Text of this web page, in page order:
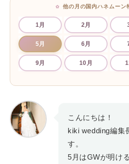
他の月の国内ハネムーン
1月 2月
5月 6月
9月 10月
こんにちは！
kiki wedding編集
す。
5月はGWが明け